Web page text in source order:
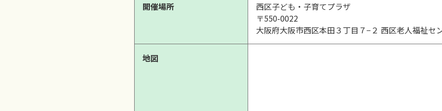
開催場所
西区子ども・子育てプラザ
〒550-0022
大阪府大阪市西区本田３丁目７−２ 西区老人福祉セ
地図